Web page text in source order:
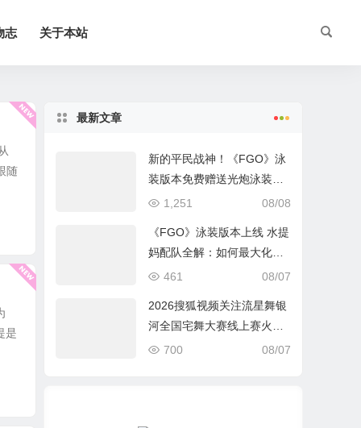
志 关于本站
随
是
最新文章
新的平民战神！《FGO》泳
装版本免费赠送光炮泳装呼
延灼解析
08/08
1,251
《FGO》泳装版本上线 水提
妈配队全解：如何最大化暴
击收益？
08/07
461
2026搜狐视频关注流星舞银
河全国宅舞大赛线上赛火热
进行中
08/07
700